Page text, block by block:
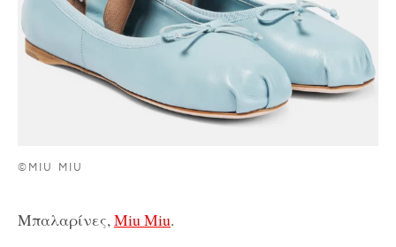
©MIU MIU
Μπαλαρίνες,Miu Miu.